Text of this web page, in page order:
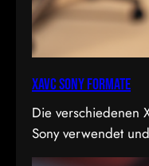
XAVC Sony Formate
Die verschiedenen
Sony verwendet
Bedürfnisse in